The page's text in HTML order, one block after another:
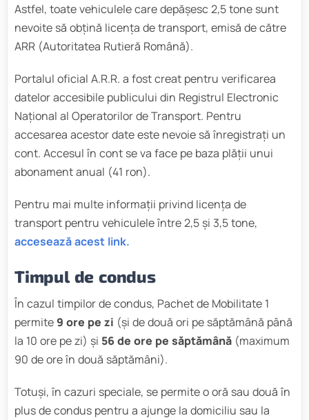
Astfel, toate vehiculele care depășesc 2,5 tone sunt
nevoite să obțină licența de transport, emisă de către
ARR (Autoritatea Rutieră Română).
Portalul oficial A.R.R. a fost creat pentru verificarea
datelor accesibile publicului din Registrul Electronic
Național al Operatorilor de Transport. Pentru
accesarea acestor date este nevoie să înregistrați un
cont. Accesul în cont se va face pe baza plății unui
abonament anual (41 ron).
Pentru mai multe informații privind licența de
transport pentru vehiculele între 2,5 și 3,5 tone,
accesează acest link.
Timpul de condus
În cazul timpilor de condus, Pachet de Mobilitate 1
permite9 ore pe zi (și de două ori pe săptămână până
la 10 ore pe zi) și 56 de ore pe săptămână (maximum
90 de ore în două săptămâni).
Totuși, în cazuri speciale, se permite o oră sau două în
plus de condus pentru a ajunge la domiciliu sau la